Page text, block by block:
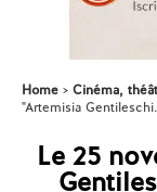
Home Cinéma,
"Artemisia
Le 25